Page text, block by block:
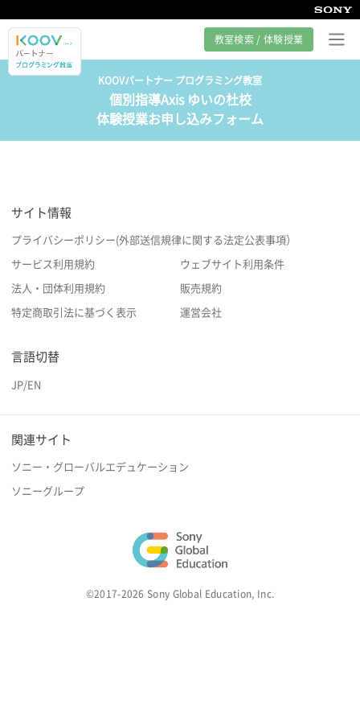
教室検索 / 体験授業
プログラミング教室とは
カリキュラム紹介
サポート
KOOVパートナー プログラミング教室
個別指導Axis ゆいの杜校
体験授業お申し込みフォーム
サイト情報
プライバシーポリシー(外部送信規律に関する法定公表事項）
サービス利用規約 ウェブサイト利用条件
法人・団体利用規約 販売規約
特定商取引法に基づく表示 運営会社
言語切替
JP/EN
関連サイト
ソニー・グローバルエデュケーション
ソニーグループ
©2017-2026 Sony Global Education, Inc.